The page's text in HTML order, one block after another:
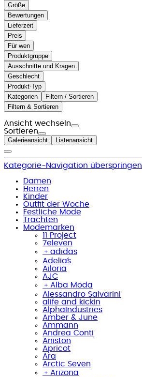
Größe
Bewertungen
Lieferzeit
Preis
Für wen
Produktgruppe
Ausschnitte und Kragen
Geschlecht
Produkt-Typ
Kategorien
Filtern / Sortieren
Filtern & Sortieren
Ansicht wechseln
Sortieren
Galerieansicht Listenansicht
Kategorie-Navigation überspringen
Damen
Herren
Kinder
Outfit der Woche
Festliche Mode
Trachten
Modemarken
11 Project
7eleven
﹢ adidas
Adelia´s
Ailoria
AJC
﹢ Alba Moda
Alessandro Salvarini
alife and kickin
AlphaIndustries
Amber & June
Ammann
Andrea Conti
Aniston
Apricot
Ara
Arctic Seven
﹢ Arizona